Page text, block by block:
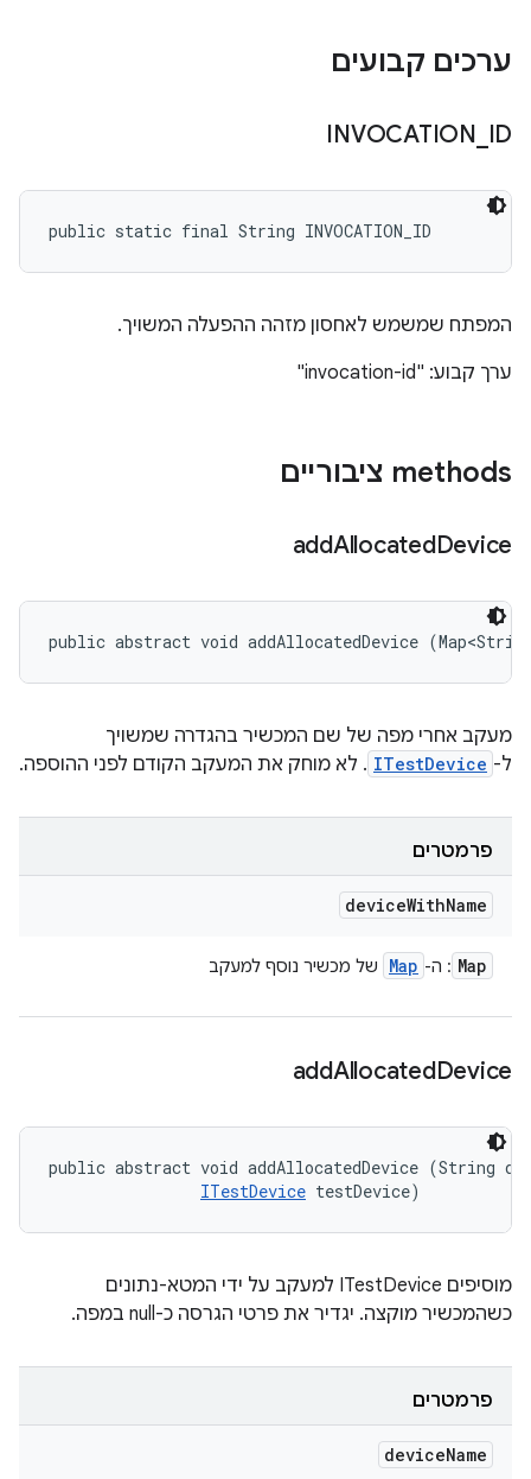
ערכים קבועים
INVOCATION ID
public static final String INVOCATION_ID
המפתח שמשמש לאחסון מזהה ההפעלה המשויך.
ערך קבוע: "invocation-id"
‫methods ציבוריים
addAllocatedDevice
public abstract void addAllocatedDevice
מעקב אחרי מפה של שם המכשיר בהגדרה שמשויך
ל- ITestDevice . לא מוחק את המעקב הקודם לפני ההוספה.
פרמטרים
deviceWithName
Map : ה- Map של מכשיר נוסף למעקב
addAllocatedDevice
public abstract void addAllocatedDevice (String
ITestDevice testDevice)
מוסיפים ITestDevice למעקב על ידי המטא-נתונים
כשהמכשיר מוקצה. יגדיר את פרטי הגרסה כ-null במפה.
פרמטרים
deviceName